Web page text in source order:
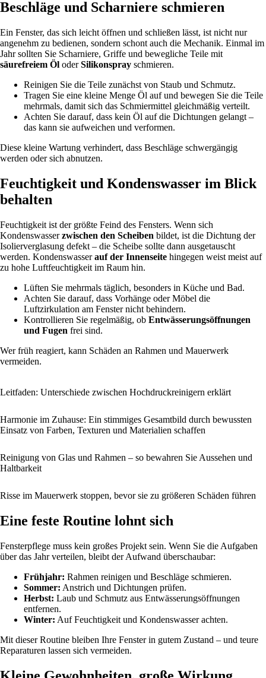
Beschläge und Scharniere schmieren
Ein Fenster, das sich leicht öffnen und schließen lässt, ist nicht nur
angenehm zu bedienen, sondern schont auch die Mechanik. Einmal im
Jahr sollten Sie Scharniere, Griffe und bewegliche Teile mit
säurefreiem Öl oderSilikonspray schmieren.
Reinigen Sie die Teile zunächst von Staub und Schmutz.
Tragen Sie eine kleine Menge Öl auf und bewegen Sie die Teile
mehrmals, damit sich das Schmiermittel gleichmäßig verteilt.
Achten Sie darauf, dass kein Öl auf die Dichtungen gelangt –
das kann sie aufweichen und verformen.
Diese kleine Wartung verhindert, dass Beschläge schwergängig
werden oder sich abnutzen.
Feuchtigkeit und Kondenswasser im Blick
behalten
Feuchtigkeit ist der größte Feind des Fensters. Wenn sich
Kondenswasserzwischen den Scheiben bildet, ist die Dichtung der
Isolierverglasung defekt – die Scheibe sollte dann ausgetauscht
werden. Kondenswasserauf der Innenseite hingegen weist meist auf
zu hohe Luftfeuchtigkeit im Raum hin.
Lüften Sie mehrmals täglich, besonders in Küche und Bad.
Achten Sie darauf, dass Vorhänge oder Möbel die
Luftzirkulation am Fenster nicht behindern.
Kontrollieren Sie regelmäßig, ob Entwässerungsöffnungen
und Fugen frei sind.
Wer früh reagiert, kann Schäden an Rahmen und Mauerwerk
vermeiden.
Leitfaden: Unterschiede zwischen Hochdruckreinigern erklärt
Harmonie im Zuhause: Ein stimmiges Gesamtbild durch bewussten
Einsatz von Farben, Texturen und Materialien schaffen
Reinigung von Glas und Rahmen – so bewahren Sie Aussehen und
Haltbarkeit
Risse im Mauerwerk stoppen, bevor sie zu größeren Schäden führen
Eine feste Routine lohnt sich
Fensterpflege muss kein großes Projekt sein. Wenn Sie die Aufgaben
über das Jahr verteilen, bleibt der Aufwand überschaubar:
Frühjahr: Rahmen reinigen und Beschläge schmieren.
Sommer: Anstrich und Dichtungen prüfen.
Herbst: Laub und Schmutz aus Entwässerungsöffnungen
entfernen.
Winter: Auf Feuchtigkeit und Kondenswasser achten.
Mit dieser Routine bleiben Ihre Fenster in gutem Zustand – und teure
Reparaturen lassen sich vermeiden.